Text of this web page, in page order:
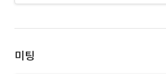
미팅